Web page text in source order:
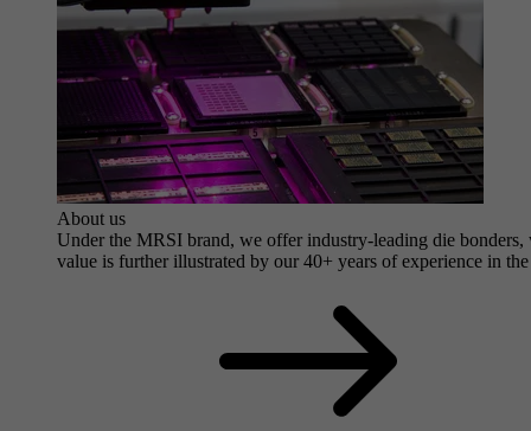
About us
Under the MRSI brand, we offer industry-leading die
value is further illustrated by our 40+ years of experience in